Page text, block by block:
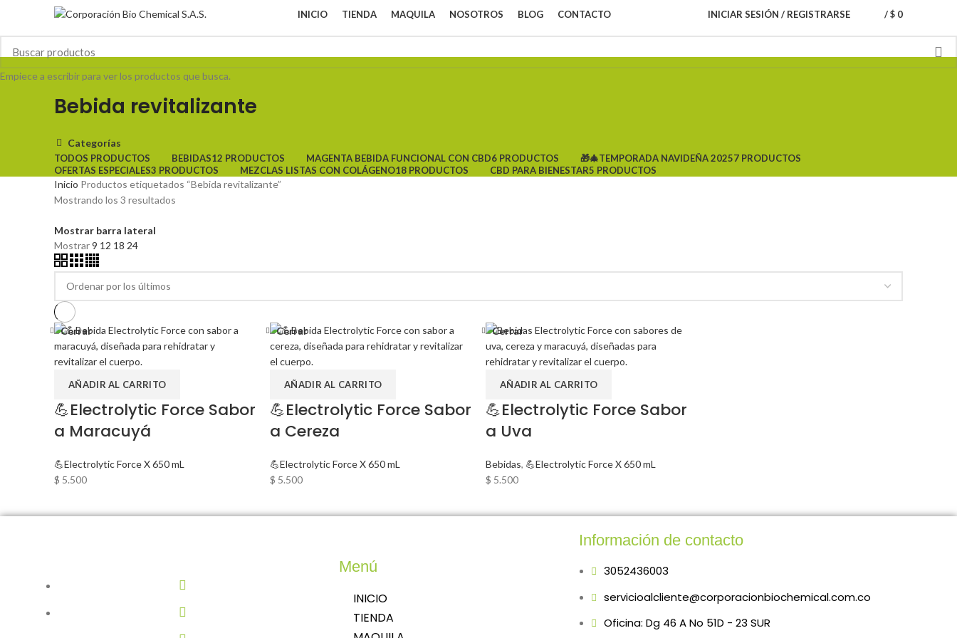
INICIO TIENDA MAQUILA NOSOTROS BLOG CONTACTO INICIAR SESIÓN / REGISTRARSE /$ 0
Bebida revitalizante
Categorías
TODOS PRODUCTOS BEBIDAS12 PRODUCTOS MAGENTA BEBIDA FUNCIONAL CON CBD6 PRODUCTOS 🎁🎄TEMPORADA NAVIDEÑA 20257 PRODUCTOS
OFERTAS ESPECIALES3 PRODUCTOS MEZCLAS LISTAS CON COLÁGENO18 PRODUCTOS CBD PARA BIENESTAR5 PRODUCTOS
Inicio Productos etiquetados “Bebida revitalizante”
Mostrando los 3 resultados
Mostrar barra lateral
Mostrar9 12 18 24
AÑADIR AL CARRITO
Cerrar
💪Electrolytic Force Sabor
a Maracuyá
💪Electrolytic Force X 650 mL
$ 5.500
AÑADIR AL CARRITO
Cerrar
💪Electrolytic Force Sabor
a Cereza
💪Electrolytic Force X 650 mL
$ 5.500
AÑADIR AL CARRITO
Cerrar
💪Electrolytic Force Sabor
a Uva
Bebidas, 💪Electrolytic Force X 650 mL
$ 5.500
Menú
INICIO
TIENDA
Información de contacto
3052436003
servicioalcliente@corporacionbiochemical.com.co
Oficina: Dg 46 A No 51D - 23 SUR
Empiece a escribir para ver los productos que busca.